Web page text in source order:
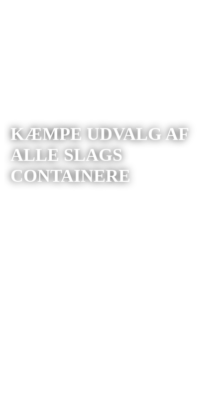
KÆMPE UDVALG AF
ALLE SLAGS
CONTAINERE